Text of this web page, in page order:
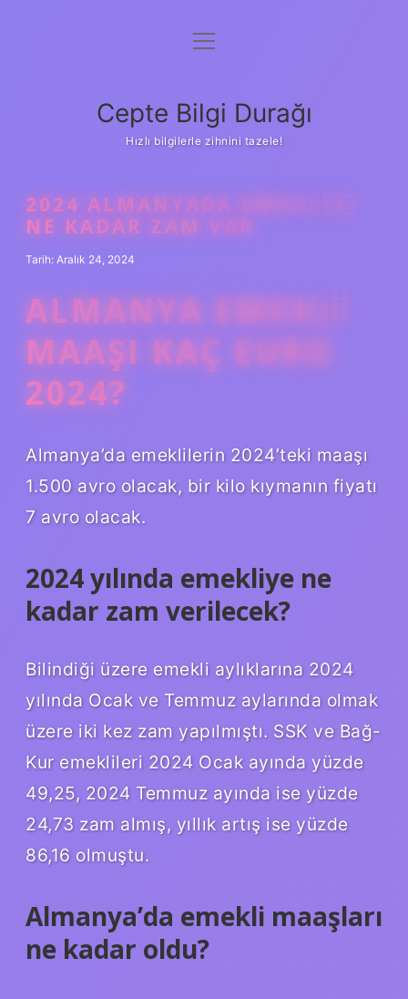
Anasayfa
Yasal Uyarı
menüyü
Cepte Bilgi Durağı
Hızlı bilgilerle zihnini tazele!
2024 ALMANYADA EMEKLIYE
NE KADAR ZAM VAR
Tarih: Aralık 24, 2024
ALMANYA EMEKLI
MAAŞI KAÇ EURO
2024?
Almanya’da emeklilerin 2024’teki maaşı
1.500 avro olacak, bir kilo kıymanın fiyatı
7 avro olacak.
2024 yılında emekliye ne
kadar zam verilecek?
Bilindiği üzere emekli aylıklarına 2024
yılında Ocak ve Temmuz aylarında olmak
üzere iki kez zam yapılmıştı. SSK ve Bağ-
Kur emeklileri 2024 Ocak ayında yüzde
49,25, 2024 Temmuz ayında ise yüzde
24,73 zam almış, yıllık artış ise yüzde
86,16 olmuştu.
Almanya’da emekli maaşları
ne kadar oldu?